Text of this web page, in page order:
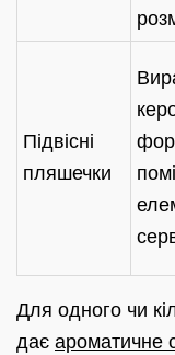
Підвісні
пляшечки
Для одного чи
дає ароматичне